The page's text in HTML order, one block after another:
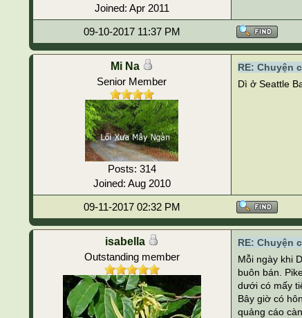
Joined: Apr 2011
09-10-2017 11:37 PM
Mi Na
Senior Member
Posts: 314
Joined: Aug 2010
RE: Chuyện
Dì ở Seattle
09-11-2017 02:32 PM
isabella
Outstanding member
RE: Chuyện
Mỗi ngày khi
buôn bán.
dưới có mấy
Bây giờ có
quảng cáo